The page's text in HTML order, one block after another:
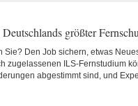
größter
Sie? Den Job sichern, etwas
zugelassenen ILS-Fernstudium
abgestimmt sind, und